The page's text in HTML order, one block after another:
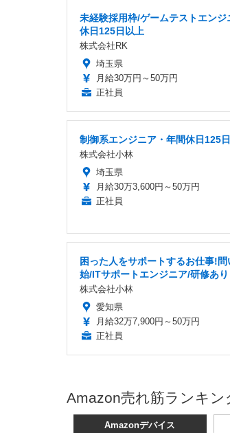
未経験採用枠/ゲームテストエンジ
休日125日以上
株式会社RK
埼玉県
月給30万円～50万円
正社員
制御系エンジニア・年間休日125
株式会社小林
埼玉県
月給30万3,600円～50万円
正社員
困った人をサポートするお仕事!
始/ITサポートエンジニア/研修あり
株式会社小林
愛知県
月給32万7,900円～50万円
正社員
Amazon売れ筋ランキン
Amazonデバイス